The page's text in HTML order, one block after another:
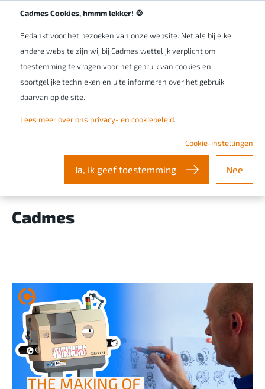
Cadmes Cookies, hmmm lekker! 🍪
Bedankt voor het bezoeken van onze website. Net als bij elke
andere website zijn wij bij Cadmes wettelijk verplicht om
toestemming te vragen voor het gebruik van cookies en
soortgelijke technieken en u te informeren over het gebruik
daarvan op de site.
Lees meer over ons privacy- en cookiebeleid.
Cookie-instellingen
Ja, ik geef toestemming Nee
Werken bij Cadmes
Training & support Content Blogs
Cadmes